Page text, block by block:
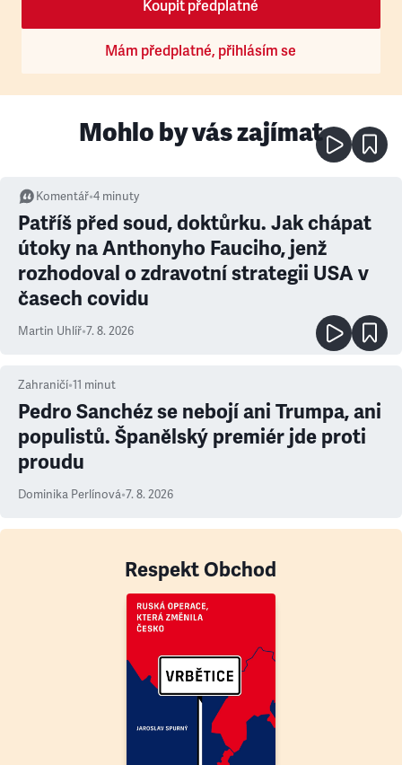
Koupit předplatné
Mám předplatné, přihlásím se
Mohlo by vás zajímat
Komentář•4 minuty
Patříš před soud, doktůrku. Jak chápat
útoky na Anthonyho Fauciho, jenž
rozhodoval o zdravotní strategii USA v
časech covidu
Martin Uhlíř•7. 8. 2026
Zahraničí•11 minut
Pedro Sanchéz se nebojí ani Trumpa, ani
populistů. Španělský premiér jde proti
proudu
Dominika Perlínová•7. 8. 2026
Respekt Obchod